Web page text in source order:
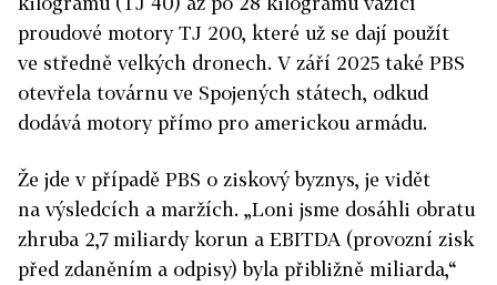
proudové motory TJ 200, které už se dají použít
ve středně velkých dronech. V září 2025 také PBS
otevřela továrnu ve Spojených státech, odkud
dodává motory přímo pro americkou armádu.
Že jde v případě PBS o ziskový byznys, je vidět
na výsledcích a maržích. „Loni jsme dosáhli obratu
zhruba 2,7 miliardy korun a EBITDA (provozní zisk
před zdaněním a odpisy) byla přibližně miliarda,“